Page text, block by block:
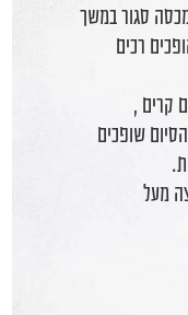
סגור במשך
רכים
קרים ,
שופכים
מעל